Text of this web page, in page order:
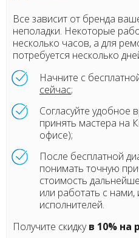
Все зависит от бренда
неполадки. Некоторые
несколько часов, а для
потребуется несколько
Начните с
сейчас;
Согласуйте удобное
принять мастера на
офисе);
После бесплатной
понимать точную
стоимость
или работать с нами,
исполнителей.
Получите скидкув 10% на